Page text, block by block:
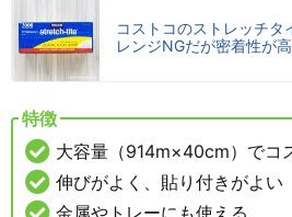
コストコのストレッチ
レンジNGだが密着性が
特徴
大容量（914m×40cm）でコ
伸びがよく、貼り付きがよい
金属やトレーにも使える